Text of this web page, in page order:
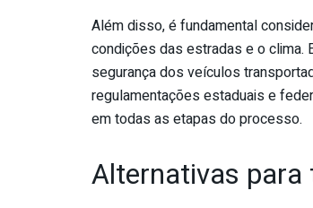
Além disso, é fundamental
condições das estradas e o
segurança dos veículos
regulamentações estaduais e
em todas as etapas do processo.
Alternativas